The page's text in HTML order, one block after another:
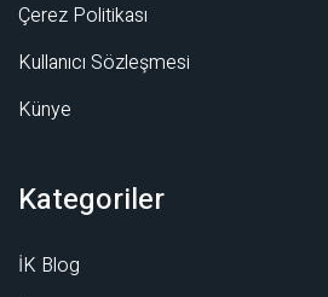
Çerez Politikası
Kullanıcı Sözleşmesi
Künye
Kategoriler
İK Blog